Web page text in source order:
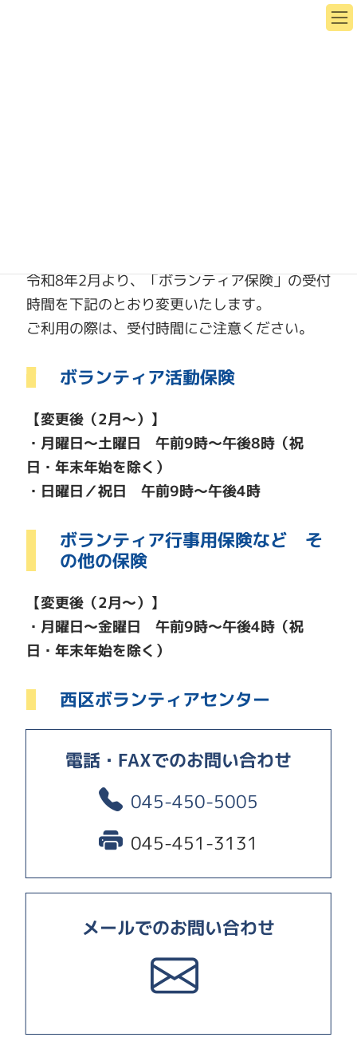
令和8年2月より、「ボランティア保険」の受付
時間を下記のとおり変更いたします。
ご利用の際は、受付時間にご注意ください。
ボランティア活動保険
【変更後（2月～）】
・月曜日～土曜日 午前9時～午後8時（祝
日・年末年始を除く）
・日曜日／祝日 午前9時～午後4時
ボランティア行事用保険など そ
の他の保険
【変更後（2月～）】
・月曜日～金曜日 午前9時～午後4時（祝
日・年末年始を除く）
西区ボランティアセンター
電話・FAXでのお問い合わせ
045-450-5005
045-451-3131
メールでのお問い合わせ